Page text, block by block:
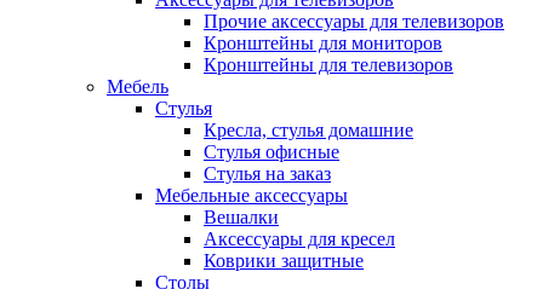
Прочие аксессуары для телевизоров
Кронштейны для мониторов
Кронштейны для телевизоров
Мебель
Стулья
Кресла, стулья домашние
Стулья офисные
Стулья на заказ
Мебельные аксессуары
Вешалки
Аксессуары для кресел
Коврики защитные
Столы